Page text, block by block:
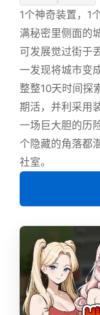
1个神奇装置，1
满秘密里侧面的
可发展觉过街于
一发现将城市变
整整10天时间探
期活，并利采用
一场巨大胆的历
个隐藏的角落都
社室。